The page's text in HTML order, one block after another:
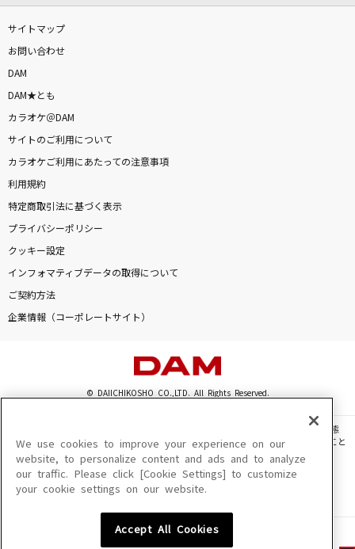
サイトマップ
お問い合わせ
DAM
DAM★とも
カラオケ＠DAM
サイトのご利用について
カラオケご利用にあたっての注意事項
利用規約
特定商取引法に基づく表示
プライバシーポリシー
クッキー設定
インフォマティブデータの取得について
ご契約方法
企業情報（コーポレートサイト）
© DAIICHIKOSHO CO.,LTD. All Rights Reserved.
このサイトに掲載されている一切の文章・画像・写真・動画・音声等を、手段や形態
を問わず、著作権法の定める範囲を超えて無断で複製、転載、ファイル化などすること
を禁じます。
楽曲及びコンテンツは、機種によりご利用いただけない場合があります。
楽曲及びコンテンツの配信日、配信内容が変更になる場合があります。
We use cookies to improve your experience on our
website, to personalize content and ads and to analyze
our traffic. Please click [Cookie Settings] to customize
your cookie settings on our website.
Accept All Cookies